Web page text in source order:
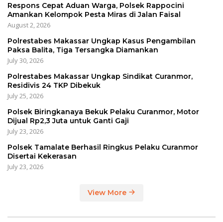
Respons Cepat Aduan Warga, Polsek Rappocini
Amankan Kelompok Pesta Miras di Jalan Faisal
August 2, 2026
Polrestabes Makassar Ungkap Kasus Pengambilan
Paksa Balita, Tiga Tersangka Diamankan
July 30, 2026
Polrestabes Makassar Ungkap Sindikat Curanmor,
Residivis 24 TKP Dibekuk
July 25, 2026
Polsek Biringkanaya Bekuk Pelaku Curanmor, Motor
Dijual Rp2,3 Juta untuk Ganti Gaji
July 23, 2026
Polsek Tamalate Berhasil Ringkus Pelaku Curanmor
Disertai Kekerasan
July 23, 2026
View More